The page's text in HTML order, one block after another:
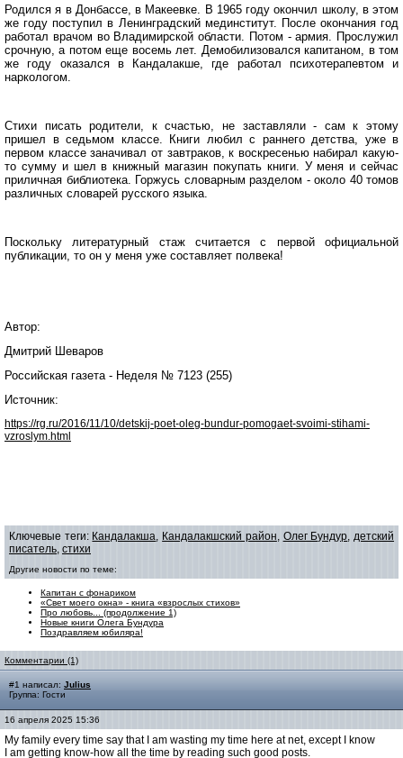
Родился я в Донбассе, в Макеевке. В 1965 году окончил школу, в этом
же году поступил в Ленинградский мединститут. После окончания год
работал врачом во Владимирской области. Потом - армия. Прослужил
срочную, а потом еще восемь лет. Демобилизовался капитаном, в том
же году оказался в Кандалакше, где работал психотерапевтом и
наркологом.
Стихи писать родители, к счастью, не заставляли - сам к этому
пришел в седьмом классе. Книги любил с раннего детства, уже в
первом классе заначивал от завтраков, к воскресенью набирал какую-
то сумму и шел в книжный магазин покупать книги. У меня и сейчас
приличная библиотека. Горжусь словарным разделом - около 40 томов
различных словарей русского языка.
Поскольку литературный стаж считается с первой официальной
публикации, то он у меня уже составляет полвека!
Автор:
Дмитрий Шеваров
Российская газета - Неделя № 7123 (255)
Источник:
https://rg.ru/2016/11/10/detskij-poet-oleg-bundur-pomogaet-svoimi-stihami-
vzroslym.html
Ключевые теги: Кандалакша, Кандалакшский район, Олег Бундур,детский
писатель, стихи
Другие новости по теме:
Капитан с фонариком
«Свет моего окна» - книга «взрослых стихов»
Про любовь... (продолжение 1)
Новые книги Олега Бундура
Поздравляем юбиляра!
Комментарии (1)
#1 написал: Julius
Группа: Гости
16 апреля 2025 15:36
My family every time say that I am wasting my time here at net, except I know
I am getting know-how all the time by reading such good posts.